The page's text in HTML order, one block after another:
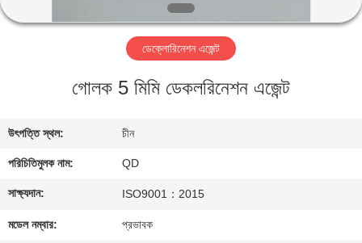
কারখানা
নিয়ন্ত্রণ
যোগাযোগ
করুন
ডেক্লোরিনেশন এজেন্ট
গোলক 5 মিমি ডেকলরিনেশন এজেন্ট
উৎপত্তি স্থল: চীন
পরিচিতিমুলক নাম: QD
সাক্ষ্যদান: ISO9001：2015
মডেল নম্বার: প্রভাবক